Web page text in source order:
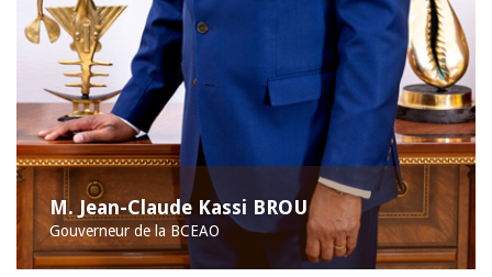
M. Jean-Claude Kassi BROU
Gouverneur de la BCEAO